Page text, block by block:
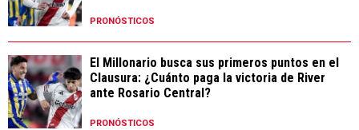
PRONÓSTICOS
El Millonario busca sus primeros puntos en el
Clausura: ¿Cuánto paga la victoria de River
ante Rosario Central?
PRONÓSTICOS